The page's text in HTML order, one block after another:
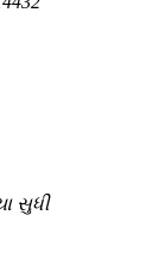
સુધી